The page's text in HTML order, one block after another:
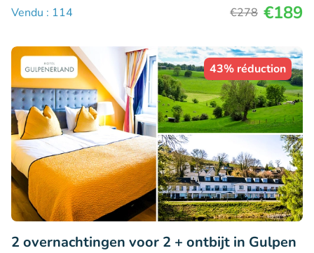
Vendu : 114
€278 €189
43% réduction
2 overnachtingen voor 2 + ontbijt in Gulpen